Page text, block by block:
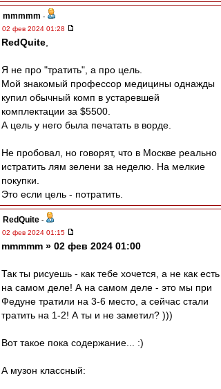
mmmmm -
02 фев 2024 01:28
RedQuite
Я не про "тратить", а про цель.
Мой знакомый профессор медицины однажды
купил обычный комп в устаревшей
комплектации за $5500.
А цель у него была печатать в ворде.
Не пробовал, но говорят, что в Москве реально
истратить лям зелени за неделю. На мелкие
покупки.
Это если цель - потратить.
RedQuite -
02 фев 2024 01:15
mmmmm » 02 фев 2024 01:00
Так ты рисуешь - как тебе хочется, а не как есть
на самом деле! А на самом деле - это мы при
Федуне тратили на 3-6 место, а сейчас стали
тратить на 1-2! А ты и не заметил? )))
Вот такое пока содержание... :)
А музон классный: